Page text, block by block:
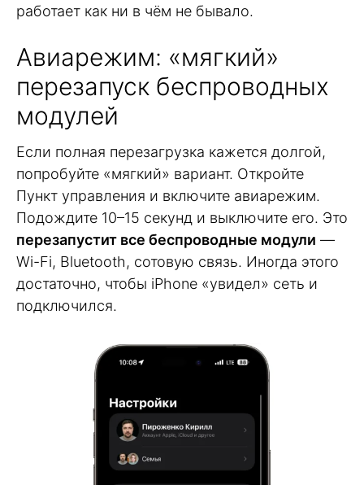
работает как ни в чём не бывало.
Авиарежим: «мягкий»
перезапуск беспроводных
модулей
Если полная перезагрузка кажется долгой,
попробуйте «мягкий» вариант. Откройте
Пункт управления и включите авиарежим.
Подождите 10–15 секунд и выключите его. Это
перезапустит все беспроводные модули —
Wi-Fi, Bluetooth, сотовую связь. Иногда этого
достаточно, чтобы iPhone «увидел» сеть и
подключился.